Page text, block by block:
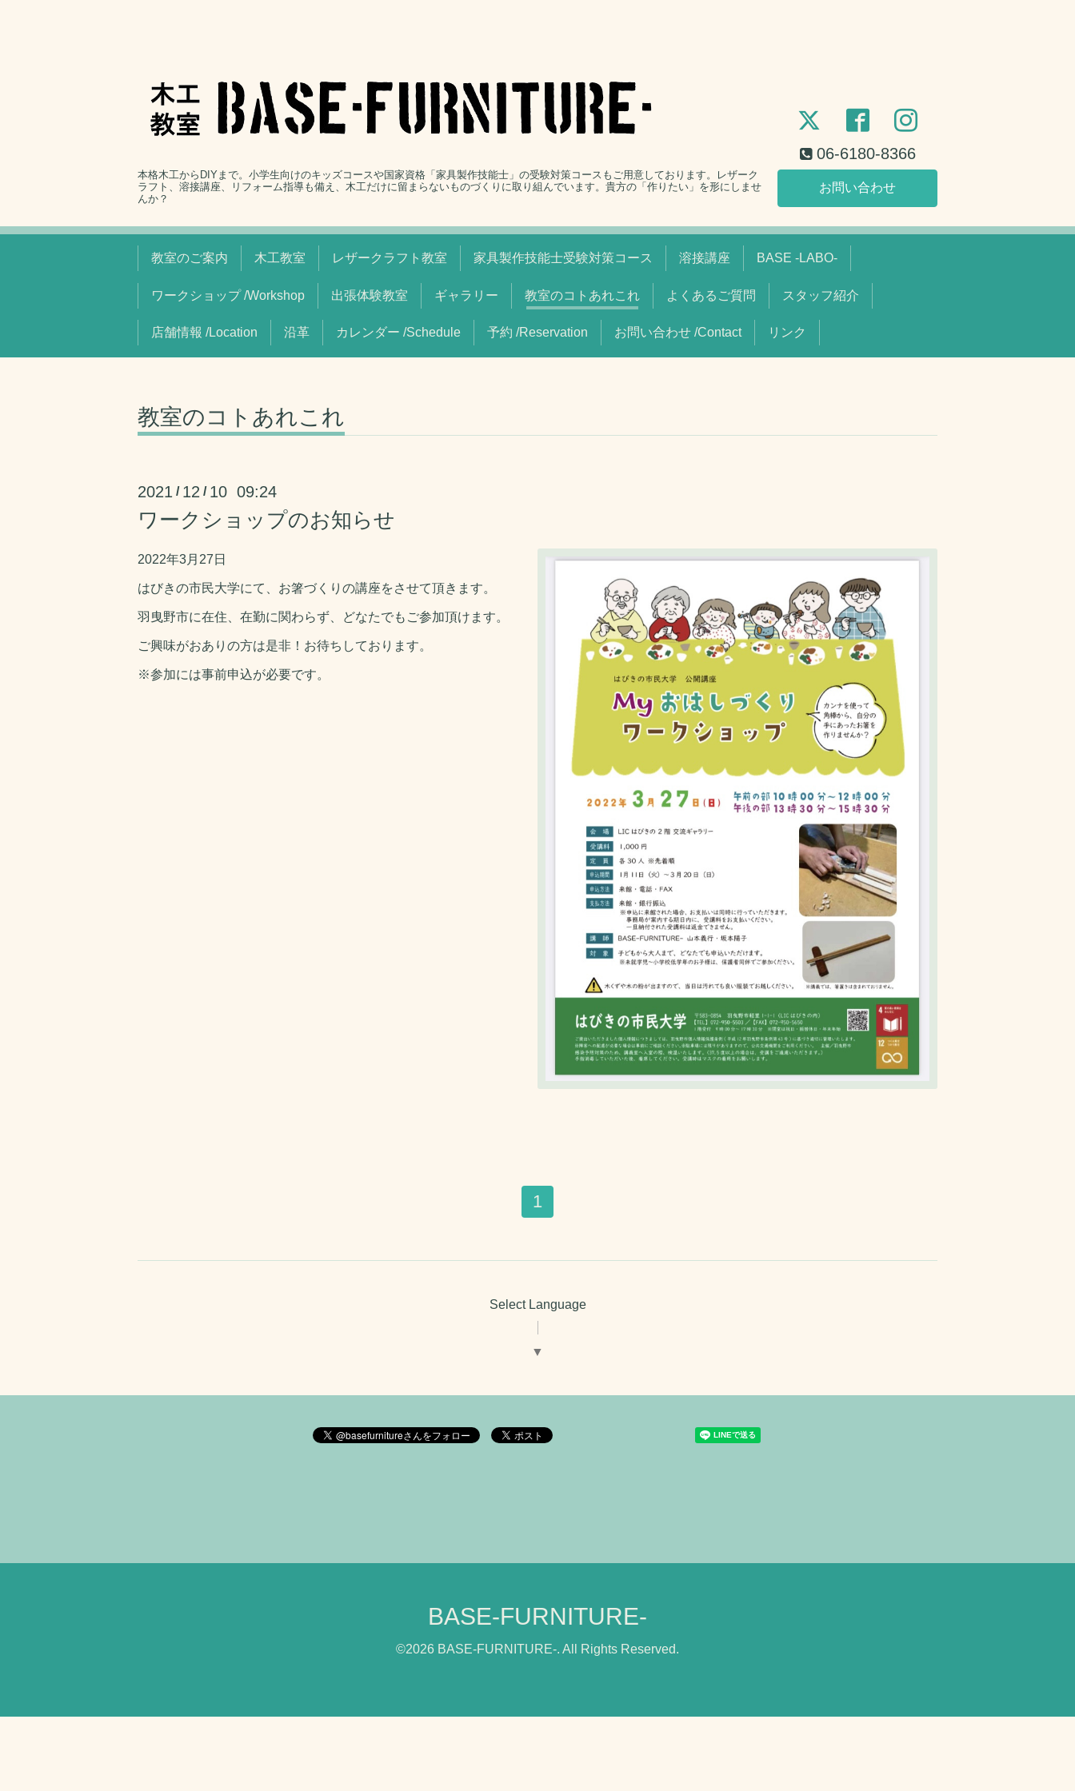
本格木工からDIYまで。小学生向けのキッズコースや国家資格「家具製作技能士」の受験対策コースもご用意しております。レザーク
ラフト、溶接講座、リフォーム指導も備え、木工だけに留まらないものづくりに取り組んでいます。貴方の「作りたい」を形にしませ
んか？
06-6180-8366
お問い合わせ
教室のご案内 木工教室 レザークラフト教室 家具製作技能士受験対策コース 溶接講座 BASE -LABO-
ワークショップ /Workshop 出張体験教室 ギャラリー 教室のコトあれこれ よくあるご質問 スタッフ紹介
店舗情報 /Location 沿革 カレンダー /Schedule 予約 /Reservation お問い合わせ /Contact リンク
教室のコトあれこれ
2021 / 12 / 10 09:24
ワークショップのお知らせ
2022年3月27日
はびきの市民大学にて、お箸づくりの講座をさせて頂きます。
羽曳野市に在住、在勤に関わらず、どなたでもご参加頂けます。
ご興味がおありの方は是非！お待ちしております。
※参加には事前申込が必要です。
1
Select Language
▼
BASE-FURNITURE-
©2026 BASE-FURNITURE-. All Rights Reserved.